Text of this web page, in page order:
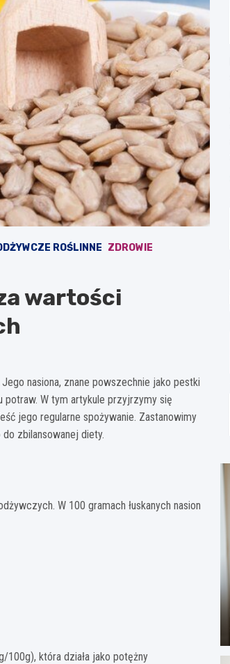
ROŚLINNE ZDROWIE
wartości
nasiona, znane powszechnie jako pestki
potraw. W tym artykule przyjrzymy się
jego regularne spożywanie. Zastanowimy
zbilansowanej diety.
W 100 gramach łuskanych nasion
100g), która działa jako potężny